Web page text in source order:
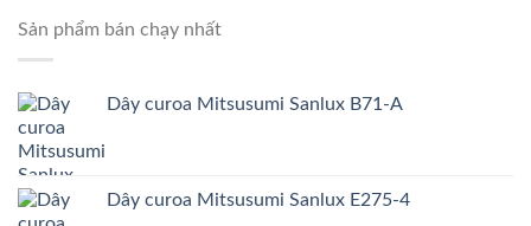
Sản phẩm bán chạy nhất
Dây curoa Mitsusumi Sanlux B71-A
Dây curoa Mitsusumi Sanlux E275-4